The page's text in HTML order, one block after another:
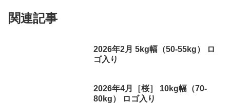
関連記事
2026年2月 5kg幅（50-55kg） ロ
ゴ入り
2026年4月［桜］ 10kg幅（70-
80kg） ロゴ入り